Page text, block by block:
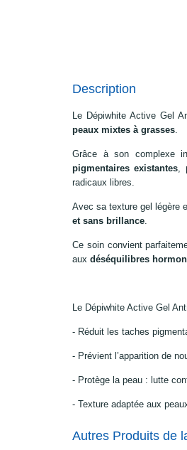
Description
Le Dépiwhite Active Gel
peaux mixtes à grasses
Grâce à son complexe
pigmentaires existantes
radicaux libres.
Avec sa texture gel légère
et sans brillance
Ce soin convient
aux déséquilibres
Le Dépiwhite Active Gel
- Réduit les taches
- Prévient l’apparition de
- Protège la peau : lutte
- Texture adaptée aux
Autres Produits de